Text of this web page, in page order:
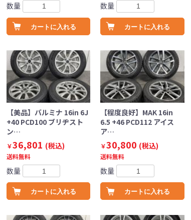
数量
カートに入れる
数量
カートに入れる
【美品】バルミナ 16in 6J
+40 PCD100 ブリヂスト
ン…
￥36,801 (税込)
送料無料
数量
カートに入れる
【程度良好】MAK 16in
6.5 +46 PCD112 アイス
ア…
￥30,800 (税込)
送料無料
数量
カートに入れる